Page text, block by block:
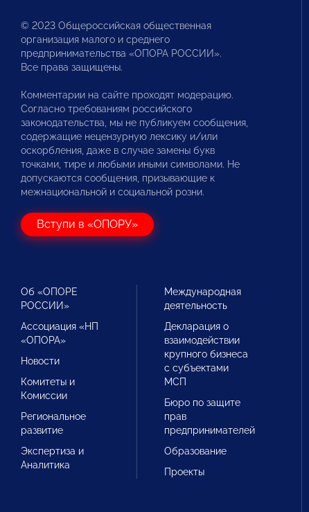
© 2023 Общероссийская общественная
организация малого и среднего
предпринимательства «ОПОРА РОССИИ».
Все права защищены.
Комментарии на сайте проходят модерацию.
Согласно требованиям российского
законодательства, мы не публикуем сообщения,
содержащие нецензурную лексику и/или
оскорбления, даже в случае замены букв
точками, тире и любыми иными символами. Не
допускаются сообщения, призывающие к
межнациональной и социальной розни.
Вступи в «ОПОРУ»
Об «ОПОРЕ
РОССИИ»
Ассоциация «НП
«ОПОРА»
Новости
Комитеты и
Комиссии
Региональное
развитие
Экспертиза и
Аналитика
Международная
деятельность
Декларация о
взаимодействии
крупного бизнеса
с субъектами
МСП
Бюро по защите
прав
предпринимателей
Образование
Проекты